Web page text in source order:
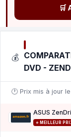
🛒
💰
DVD -
🕐 Prix mis à jour
⭐ MEILLEUR